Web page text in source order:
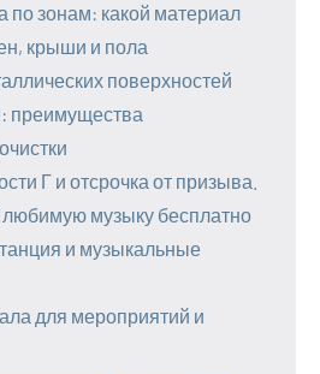
по зонам: какой материал
крыши и пола
поверхностей
преимущества
Г и отсрочка от призыва.
любимую музыку бесплатно
и музыкальные
для мероприятий и